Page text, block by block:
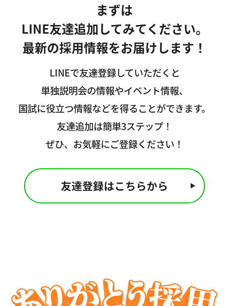
まずは
LINE友達追加してみてください。
最新の採用情報をお届けします！
LINEで友達登録していただくと
単独説明会の情報やイベント情報、
国試に役立つ情報などを得ることができます。
友達追加は簡単3ステップ！
ぜひ、お気軽にご登録ください！
友達登録はこちらから